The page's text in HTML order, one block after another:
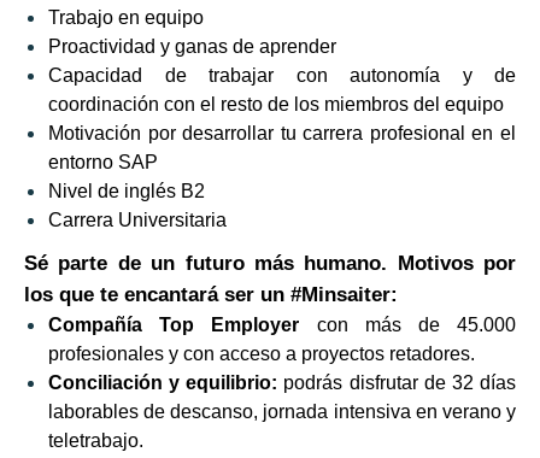
Trabajo en equipo
Proactividad y ganas de aprender
Capacidad de trabajar con autonomía y de
coordinación con el resto de los miembros del equipo
Motivación por desarrollar tu carrera profesional en el
entorno SAP
Nivel de inglés B2
Carrera Universitaria
Sé parte de un futuro más humano. Motivos por
los que te encantará ser un #Minsaiter:
Compañía Top Employer con más de 45.000
profesionales y con acceso a proyectos retadores.
Conciliación y equilibrio: podrás disfrutar de 32 días
laborables de descanso, jornada intensiva en verano y
teletrabajo.